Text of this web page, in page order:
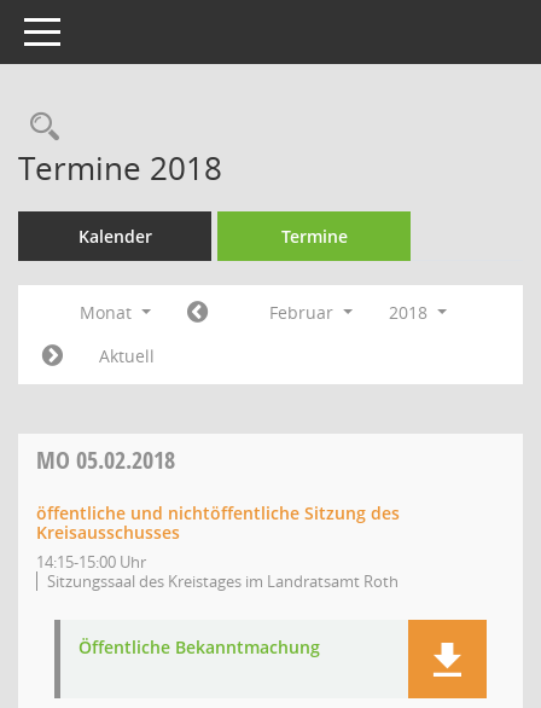
Toggle navigation
Rechercheauswahl
Termine 2018
Kalender Termine
Monat Februar
2018
Aktuell
MO 05.02.2018
öffentliche und nichtöffentliche Sitzung des
Kreisausschusses
14:15-15:00 Uhr
Sitzungssaal des Kreistages im Landratsamt Roth
Öffentliche Bekanntmachung